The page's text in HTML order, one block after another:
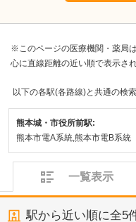
※このページの医療機関・薬局は
心に直線距離の近い順で表示さ
以下の各駅(各路線)と共通の検
熊本城・市役所前駅:
熊本市電A系統,熊本市電B系統
一覧表示
駅から近い順に全5